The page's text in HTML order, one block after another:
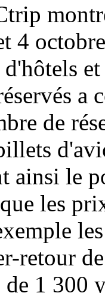
4
a
de
ainsi le
les
retour
de 1 300